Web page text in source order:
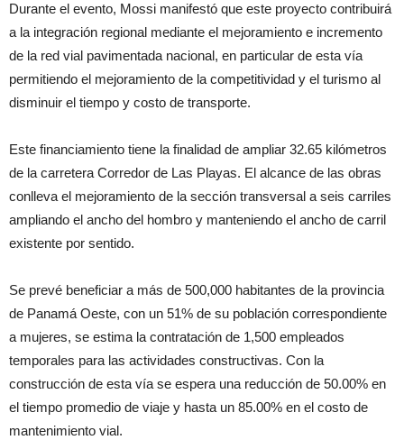
Durante el evento, Mossi manifestó que este proyecto contribuirá
a la integración regional mediante el mejoramiento e incremento
de la red vial pavimentada nacional, en particular de esta vía
permitiendo el mejoramiento de la competitividad y el turismo al
disminuir el tiempo y costo de transporte.
Este financiamiento tiene la finalidad de ampliar 32.65 kilómetros
de la carretera Corredor de Las Playas. El alcance de las obras
conlleva el mejoramiento de la sección transversal a seis carriles
ampliando el ancho del hombro y manteniendo el ancho de carril
existente por sentido.
Se prevé beneficiar a más de 500,000 habitantes de la provincia
de Panamá Oeste, con un 51% de su población correspondiente
a mujeres, se estima la contratación de 1,500 empleados
temporales para las actividades constructivas. Con la
construcción de esta vía se espera una reducción de 50.00% en
el tiempo promedio de viaje y hasta un 85.00% en el costo de
mantenimiento vial.